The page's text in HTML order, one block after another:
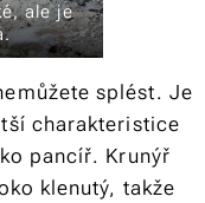
ale je
splést. Je
charakteristice
pancíř. Krunýř
klenutý, takže